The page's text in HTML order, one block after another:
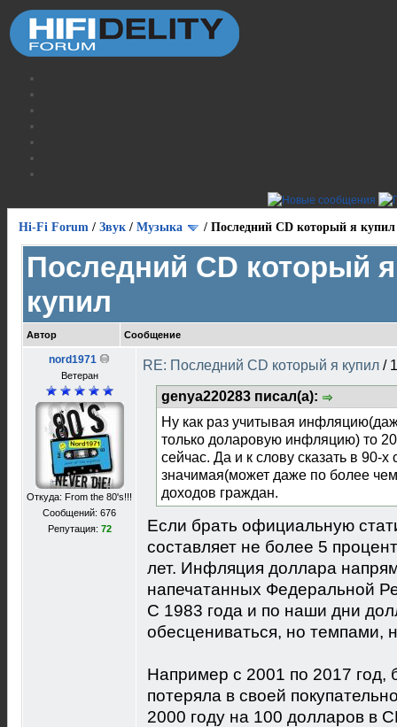
Hi-Fi Forum / Звук / Музыка / Последний CD который я купил
Последний CD который я
купил
Автор Сообщение
nord1971
Ветеран
Откуда: From the 80's!!!
Сообщений: 676
Репутация: 72
RE: Последний CD который я купил /
genya220283 писал(а):
Ну как раз учитывая
только доларовую инфляцию) то
сейчас. Да и к слову сказать в 90-
значимая(может даже по более
доходов граждан.
Если брать официальную
составляет не более 5
лет. Инфляция доллара
напечатанных Федеральной
С 1983 года и по наши дни
обесцениваться, но
Например c 2001 по 2017 год,
потеряла в своей
2000 году на 100 долларов в